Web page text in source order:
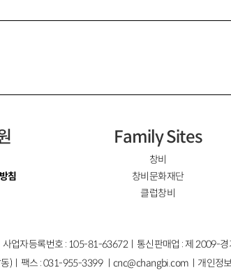
침
Family Sites
창비
창비문화재단
클럽창비
사업자등록번호 : 105-81-63672ㅣ통신판매업 : 제 2009-
)ㅣ팩스 : 031-955-3399 ㅣcnc@changbi.com ㅣ개인정